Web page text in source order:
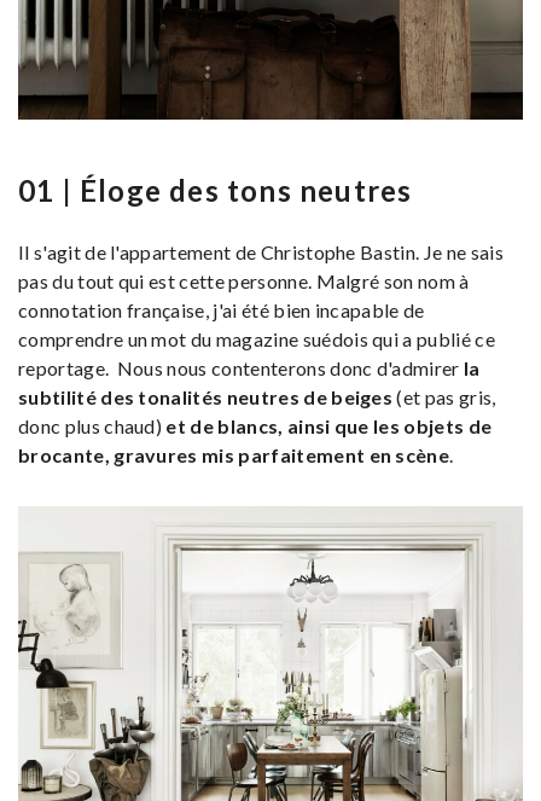
01 | Éloge des tons neutres
Il s'agit de l'appartement de Christophe Bastin. Je ne sais
pas du tout qui est cette personne. Malgré son nom à
connotation française, j'ai été bien incapable de
comprendre un mot du magazine suédois qui a publié ce
reportage. Nous nous contenterons donc d'admirer la
subtilité des tonalités neutres de beiges (et pas gris,
donc plus chaud) et de blancs, ainsi que les objets de
brocante, gravures mis parfaitement en scène.